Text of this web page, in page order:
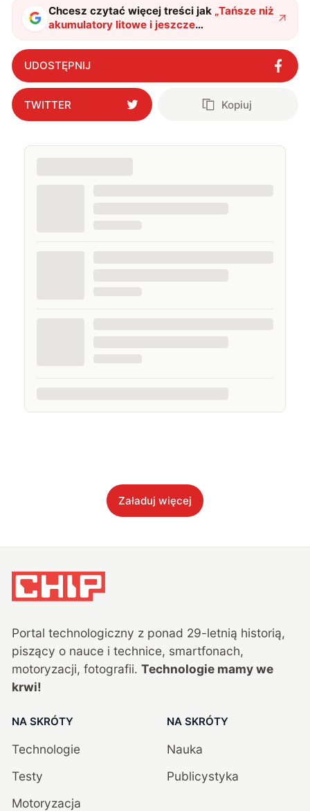
Chcesz czytać więcej treści jak „Tańsze niż
akumulatory litowe i jeszcze
“długowieczne”. Czym są te chińskie
baterie?"?
UDOSTĘPNIJ
TWITTER Kopiuj
Załaduj więcej
Portal technologiczny z ponad 29-letnią historią,
piszący o nauce i technice, smartfonach,
motoryzacji, fotografii. Technologie mamy we
krwi!
NA SKRÓTY
Technologie
Testy
Motoryzacja
NA SKRÓTY
Nauka
Publicystyka